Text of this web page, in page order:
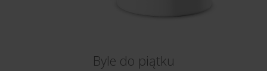
Byle do piątku